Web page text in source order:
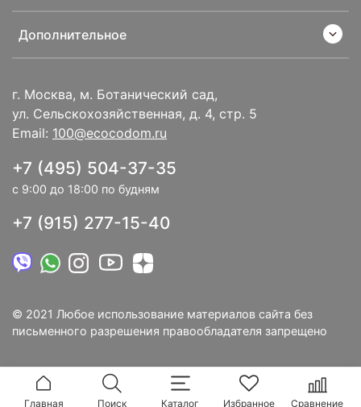
г. Москва, м. Ботанический сад,
ул. Сельскохозяйственная, д. 4, стр. 5
Email: 100@ecocodom.ru
+7 (495) 504-37-35
с 9:00 до 18:00 по будням
+7 (915) 277-15-40
Дополнительное
© 2021 Любое использование материалов сайта без
письменного разрешения правообладателя запрещено
Главная Поиск Каталог Избранное Сравнение